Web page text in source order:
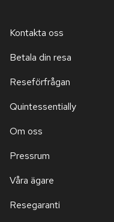
Kontakta oss
Betala din resa
Reseförfrågan
Quintessentially
Om oss
Pressrum
Våra ägare
Resegaranti